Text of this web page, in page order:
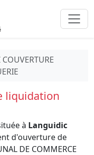
COUVERTURE
liquidation
à Languidic
d'ouverture de
DE COMMERCE